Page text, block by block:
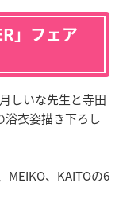
」フェア
しいな先生と寺田
浴衣姿描き下ろし
MEIKO、KAITOの6